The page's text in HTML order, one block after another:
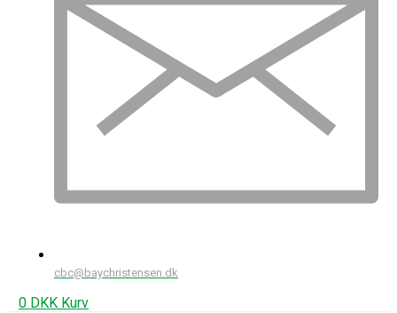
cbc@baychristensen.dk
0 DKK Kurv